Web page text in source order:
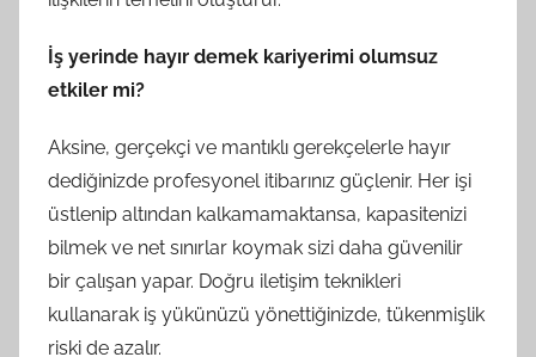
İş yerinde hayır demek kariyerimi olumsuz
etkiler mi?
Aksine, gerçekçi ve mantıklı gerekçelerle hayır
dediğinizde profesyonel itibarınız güçlenir. Her işi
üstlenip altından kalkamamaktansa, kapasitenizi
bilmek ve net sınırlar koymak sizi daha güvenilir
bir çalışan yapar. Doğru iletişim teknikleri
kullanarak iş yükünüzü yönettiğinizde, tükenmişlik
riski de azalır.